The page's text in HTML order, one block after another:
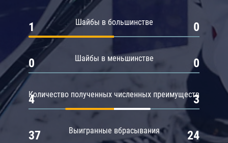
Шайбы в большинстве
1 0
Шайбы в меньшинстве
0 0
Количество полученных численных преимуществ
4 3
Выигранные вбрасывания
37 24